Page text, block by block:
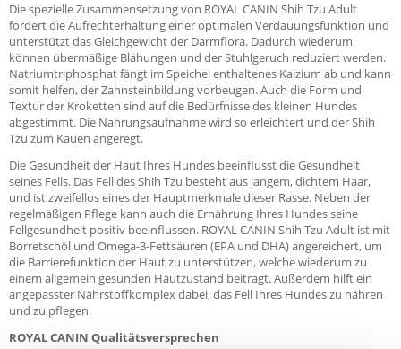
Die spezielle Zusammensetzung von ROYAL CANIN Shih Tzu Adult
fördert die Aufrechterhaltung einer optimalen Verdauungsfunktion und
unterstützt das Gleichgewicht der Darmflora. Dadurch wiederum
können übermäßige Blähungen und der Stuhlgeruch reduziert werden.
Natriumtriphosphat fängt im Speichel enthaltenes Kalzium ab und kann
somit helfen, der Zahnsteinbildung vorbeugen. Auch die Form und
Textur der Kroketten sind auf die Bedürfnisse des kleinen Hundes
abgestimmt. Die Nahrungsaufnahme wird so erleichtert und der Shih
Tzu zum Kauen angeregt.
Die Gesundheit der Haut Ihres Hundes beeinflusst die Gesundheit
seines Fells. Das Fell des Shih Tzu besteht aus langem, dichtem Haar,
und ist zweifellos eines der Hauptmerkmale dieser Rasse. Neben der
regelmäßigen Pflege kann auch die Ernährung Ihres Hundes seine
Fellgesundheit positiv beeinflussen. ROYAL CANIN Shih Tzu Adult ist mit
Borretschöl und Omega-3-Fettsäuren (EPA und DHA) angereichert, um
die Barrierefunktion der Haut zu unterstützen, welche wiederum zu
einem allgemein gesunden Hautzustand beiträgt. Außerdem hilft ein
angepasster Nährstoffkomplex dabei, das Fell Ihres Hundes zu nähren
und zu pflegen.
ROYAL CANIN Qualitätsversprechen